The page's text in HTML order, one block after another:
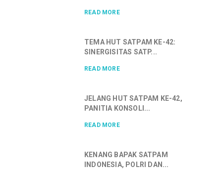
READ MORE
TEMA HUT SATPAM KE-42:
SINERGISITAS SATP...
READ MORE
JELANG HUT SATPAM KE-42,
PANITIA KONSOLI...
READ MORE
KENANG BAPAK SATPAM
INDONESIA, POLRI DAN...